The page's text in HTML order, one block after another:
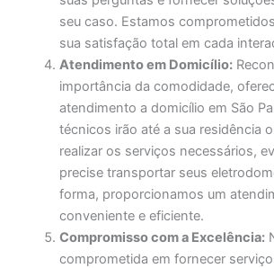
seu caso. Estamos
sua satisfação total em cada
Atendimento em Domicílio:
importância da comodidade,
atendimento a domicílio em São
técnicos irão até a sua residência
realizar os serviços necessários,
precise transportar seus
forma, proporcionamos um
conveniente e eficiente.
Compromisso com a Excelência:
comprometida em fornecer